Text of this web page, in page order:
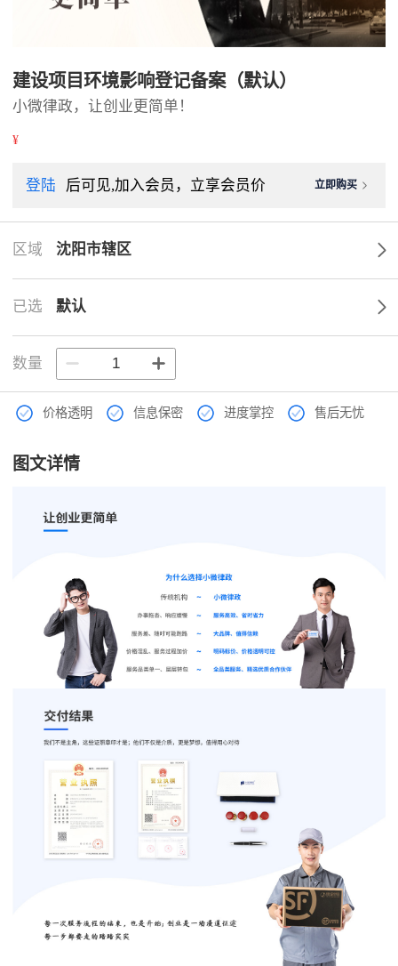
建设项目环境影响登记备案（默认）
小微律政，让创业更简单！
¥
登陆 后可见,加入会员，立享会员价 立即购买
区域 沈阳市辖区
已选 默认
数量
价格透明 信息保密 进度掌控 售后无忧
图文详情